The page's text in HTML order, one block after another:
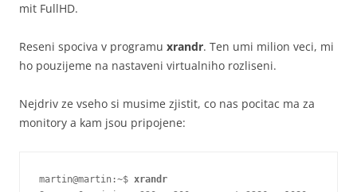
mit FullHD.
Reseni spociva v programu xrandr. Ten umi milion veci, mi
ho pouzijeme na nastaveni virtualniho rozliseni.
Nejdriv ze vseho si musime zjistit, co nas pocitac ma za
monitory a kam jsou pripojene:
martin@martin:~$ xrandr